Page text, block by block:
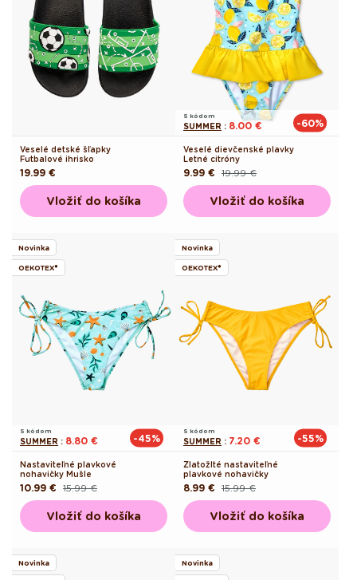
Veselé detské šľapky
Futbalové ihrisko
Pôvodná
cena
19.99 €
Vložiť do košíka
S kódom
SUMMER : 8.00 € -60%
Veselé dievčenské plavky
Letné citróny
Pôvodná
cena
19.99 €
Akciová
cena
9.99 €
Vložiť do košíka
Novinka
OEKOTEX®
S kódom
SUMMER : 8.80 € -45%
Nastaviteľné plavkové
nohavičky Mušle
Pôvodná
cena
15.99 €
Akciová
cena
10.99 €
Vložiť do košíka
Novinka
OEKOTEX®
S kódom
SUMMER : 7.20 € -55%
Zlatožlté nastaviteľné
plavkové nohavičky
Pôvodná
cena
15.99 €
Akciová
cena
8.99 €
Vložiť do košíka
Novinka Novinka